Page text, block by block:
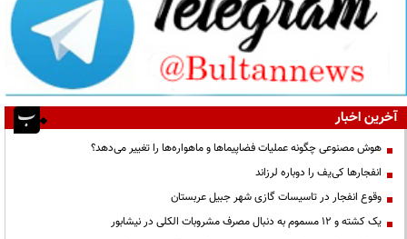
آخرین اخبار
هوش مصنوعی چگونه عملیات فضاپیماها و ماهواره‌ها را تغییر می‌دهد؟
انفجارها کی‌یف را دوباره لرزاند
وقوع انفجار در تاسیسات گازی شهر جبیل عربستان
یک کشته و ۱۲ مسموم به دنبال مصرف مشروبات الکلی در نیشابور